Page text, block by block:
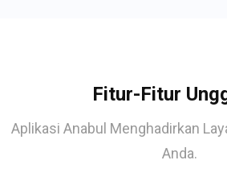
Fitur-Fitur
Aplikasi Anabul Menghadirkan
Anda.